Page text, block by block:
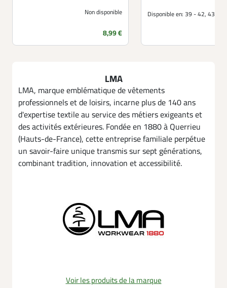
Non disponible
Prix
8,99 €
Disponible en:39 - 42, 43 -
LMA
LMA, marque emblématique de vêtements
professionnels et de loisirs, incarne plus de 140 ans
d'expertise textile au service des métiers exigeants et
des activités extérieures. Fondée en 1880 à Querrieu
(Hauts-de-France), cette entreprise familiale perpétue
un savoir-faire unique transmis sur sept générations,
combinant tradition, innovation et accessibilité.
Voir les produits de la marque